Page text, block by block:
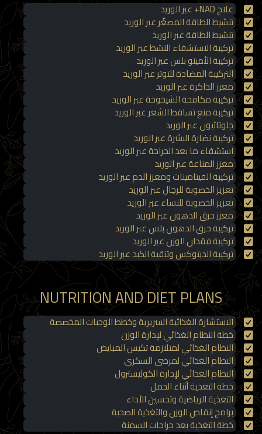
علاج NAD+ عبر الوريد
تنشيط الطاقة المصغّر عبر الوريد
تنشيط الطاقة عبر الوريد
تركيبة الاستشفاء النشط عبر الوريد
تركيبة الأمينو بلس عبر الوريد
التركيبة المضادة للتوتر عبر الوريد
معزز الذاكرة عبر الوريد
تركيبة مكافحة الشيخوخة عبر الوريد
تركيبة منع تساقط الشعر عبر الوريد
جلوتاثيون عبر الوريد
تركيبة نضارة البشرة عبر الوريد
استشفاء ما بعد الجراحة عبر الوريد
معزز المناعة عبر الوريد
تركيبة الفيتامينات ومعزز الدم عبر الوريد
تعزيز الخصوبة للرجال عبر الوريد
تعزيز الخصوبة للنساء عبر الوريد
معزز حرق الدهون عبر الوريد
تركيبة حرق الدهون بلس عبر الوريد
تركيبة فقدان الوزن عبر الوريد
تركيبة الديتوكس وتنقية الكبد عبر الوريد
NUTRITION AND DIET PLANS
الاستشارة الغذائية السريرية وخطط الوجبات المخصصة
خطة النظام الغذائي لإدارة الوزن
النظام الغذائي لمتلازمة تكيس المبايض
النظام الغذائي لمرضى السكري
النظام الغذائي لإدارة الكوليسترول
خطة التغذية أثناء الحمل
التغذية الرياضية وتحسين الأداء
برامج إنقاص الوزن والتغذية الصحية
خطة التغذية بعد جراحات السمنة